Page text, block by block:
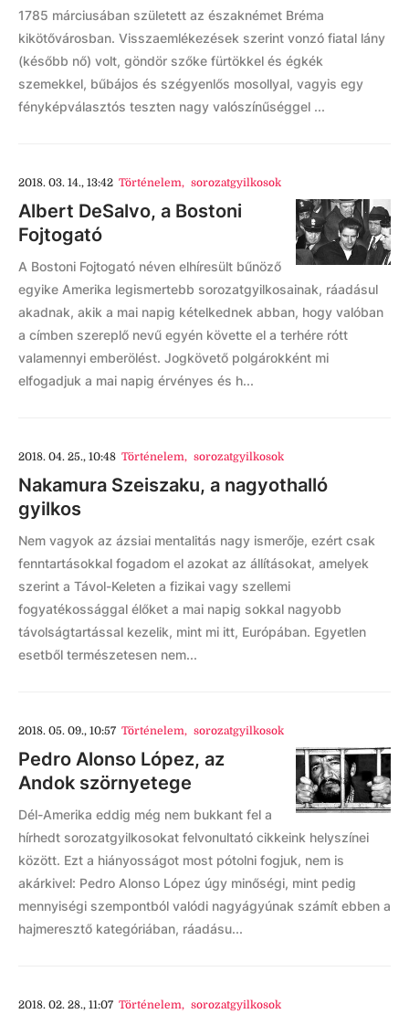
1785 márciusában született az északnémet Bréma
kikötővárosban. Visszaemlékezések szerint vonzó fiatal lány
(később nő) volt, göndör szőke fürtökkel és égkék
szemekkel, bűbájos és szégyenlős mosollyal, vagyis egy
fényképválasztós teszten nagy valószínűséggel ...
2018. 03. 14., 13:42 Történelem, sorozatgyilkosok
Albert DeSalvo, a Bostoni
Fojtogató
A Bostoni Fojtogató néven elhíresült bűnöző
egyike Amerika legismertebb sorozatgyilkosainak, ráadásul
akadnak, akik a mai napig kételkednek abban, hogy valóban
a címben szereplő nevű egyén követte el a terhére rótt
valamennyi emberölést. Jogkövető polgárokként mi
elfogadjuk a mai napig érvényes és h...
2018. 04. 25., 10:48 Történelem, sorozatgyilkosok
Nakamura Szeiszaku, a nagyothalló
gyilkos
Nem vagyok az ázsiai mentalitás nagy ismerője, ezért csak
fenntartásokkal fogadom el azokat az állításokat, amelyek
szerint a Távol-Keleten a fizikai vagy szellemi
fogyatékossággal élőket a mai napig sokkal nagyobb
távolságtartással kezelik, mint mi itt, Európában. Egyetlen
esetből természetesen nem...
2018. 05. 09., 10:57 Történelem, sorozatgyilkosok
Pedro Alonso López, az
Andok szörnyetege
Dél-Amerika eddig még nem bukkant fel a
hírhedt sorozatgyilkosokat felvonultató cikkeink helyszínei
között. Ezt a hiányosságot most pótolni fogjuk, nem is
akárkivel: Pedro Alonso López úgy minőségi, mint pedig
mennyiségi szempontból valódi nagyágyúnak számít ebben a
hajmeresztő kategóriában, ráadásu...
2018. 02. 28., 11:07 Történelem, sorozatgyilkosok